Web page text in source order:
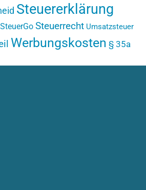
Steuererklärung
SteuerGo Steuerrecht Umsatzsteuer
Werbungskosten § 35a